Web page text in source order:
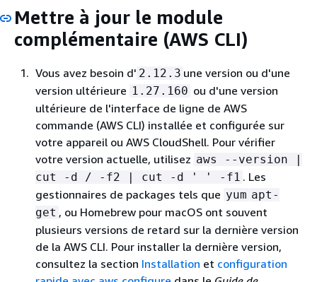
Mettre à jour le module
complémentaire (AWS CLI)
Vous avez besoin d' 2.12.3 une version ou d'une
version ultérieure 1.27.160 ou d'une version
ultérieure de l'interface de ligne de AWS
commande (AWS CLI) installée et configurée sur
votre appareil ou AWS CloudShell. Pour vérifier
votre version actuelle, utilisez aws --version |
cut -d / -f2 | cut -d ' ' -f1 . Les
gestionnaires de packages tels que yum apt-
get , ou Homebrew pour macOS ont souvent
plusieurs versions de retard sur la dernière version
de la AWS CLI. Pour installer la dernière version,
consultez la section Installation et configuration